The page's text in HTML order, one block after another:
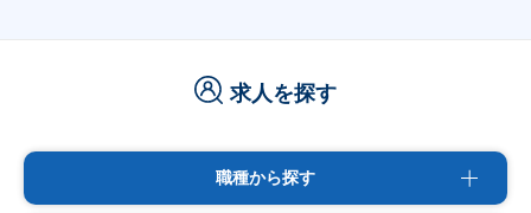
求人を探す
職種から探す